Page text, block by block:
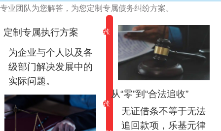
专业团队为您解答，为您定制专属债务纠纷方案。
为企业与个人以及各
级部门解决发展中的
实际问题。
无证借条不等于无法
追回款项，乐基元律
按钮
从“零”到“合法追收”
定制专属执行方案 按钮